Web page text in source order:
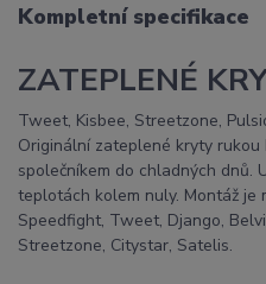
Kompletní specifikace
ZATEPLENÉ
Tweet, Kisbee, Streetzone,
Originální zateplené kryty rukou
společníkem do chladných dnů.
teplotách kolem nuly. Montáž je
Speedfight, Tweet, Django,
Streetzone, Citystar, Satelis.